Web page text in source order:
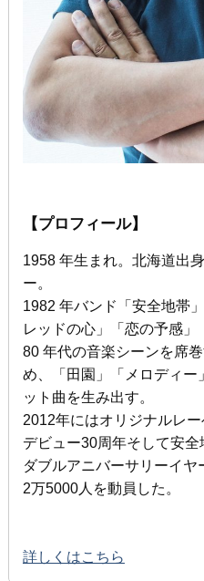
【プロフィール】
1958 年生まれ。北海道出
ー。
1982 年バンド「安全地帯
レッドの心」「恋の予感
80 年代の音楽シーンを席
め、「田園」「メロディー
ット曲を生み出す。
2012年にはオリジナルレー
デビュー30周年そして安全
ダブルアニバーサリーイヤ
2万5000人を動員した。
詳しくはこちら